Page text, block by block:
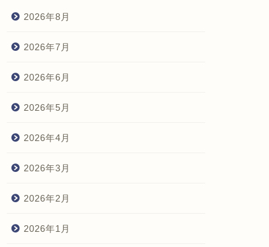
2026年8月
2026年7月
2026年6月
2026年5月
2026年4月
2026年3月
2026年2月
2026年1月